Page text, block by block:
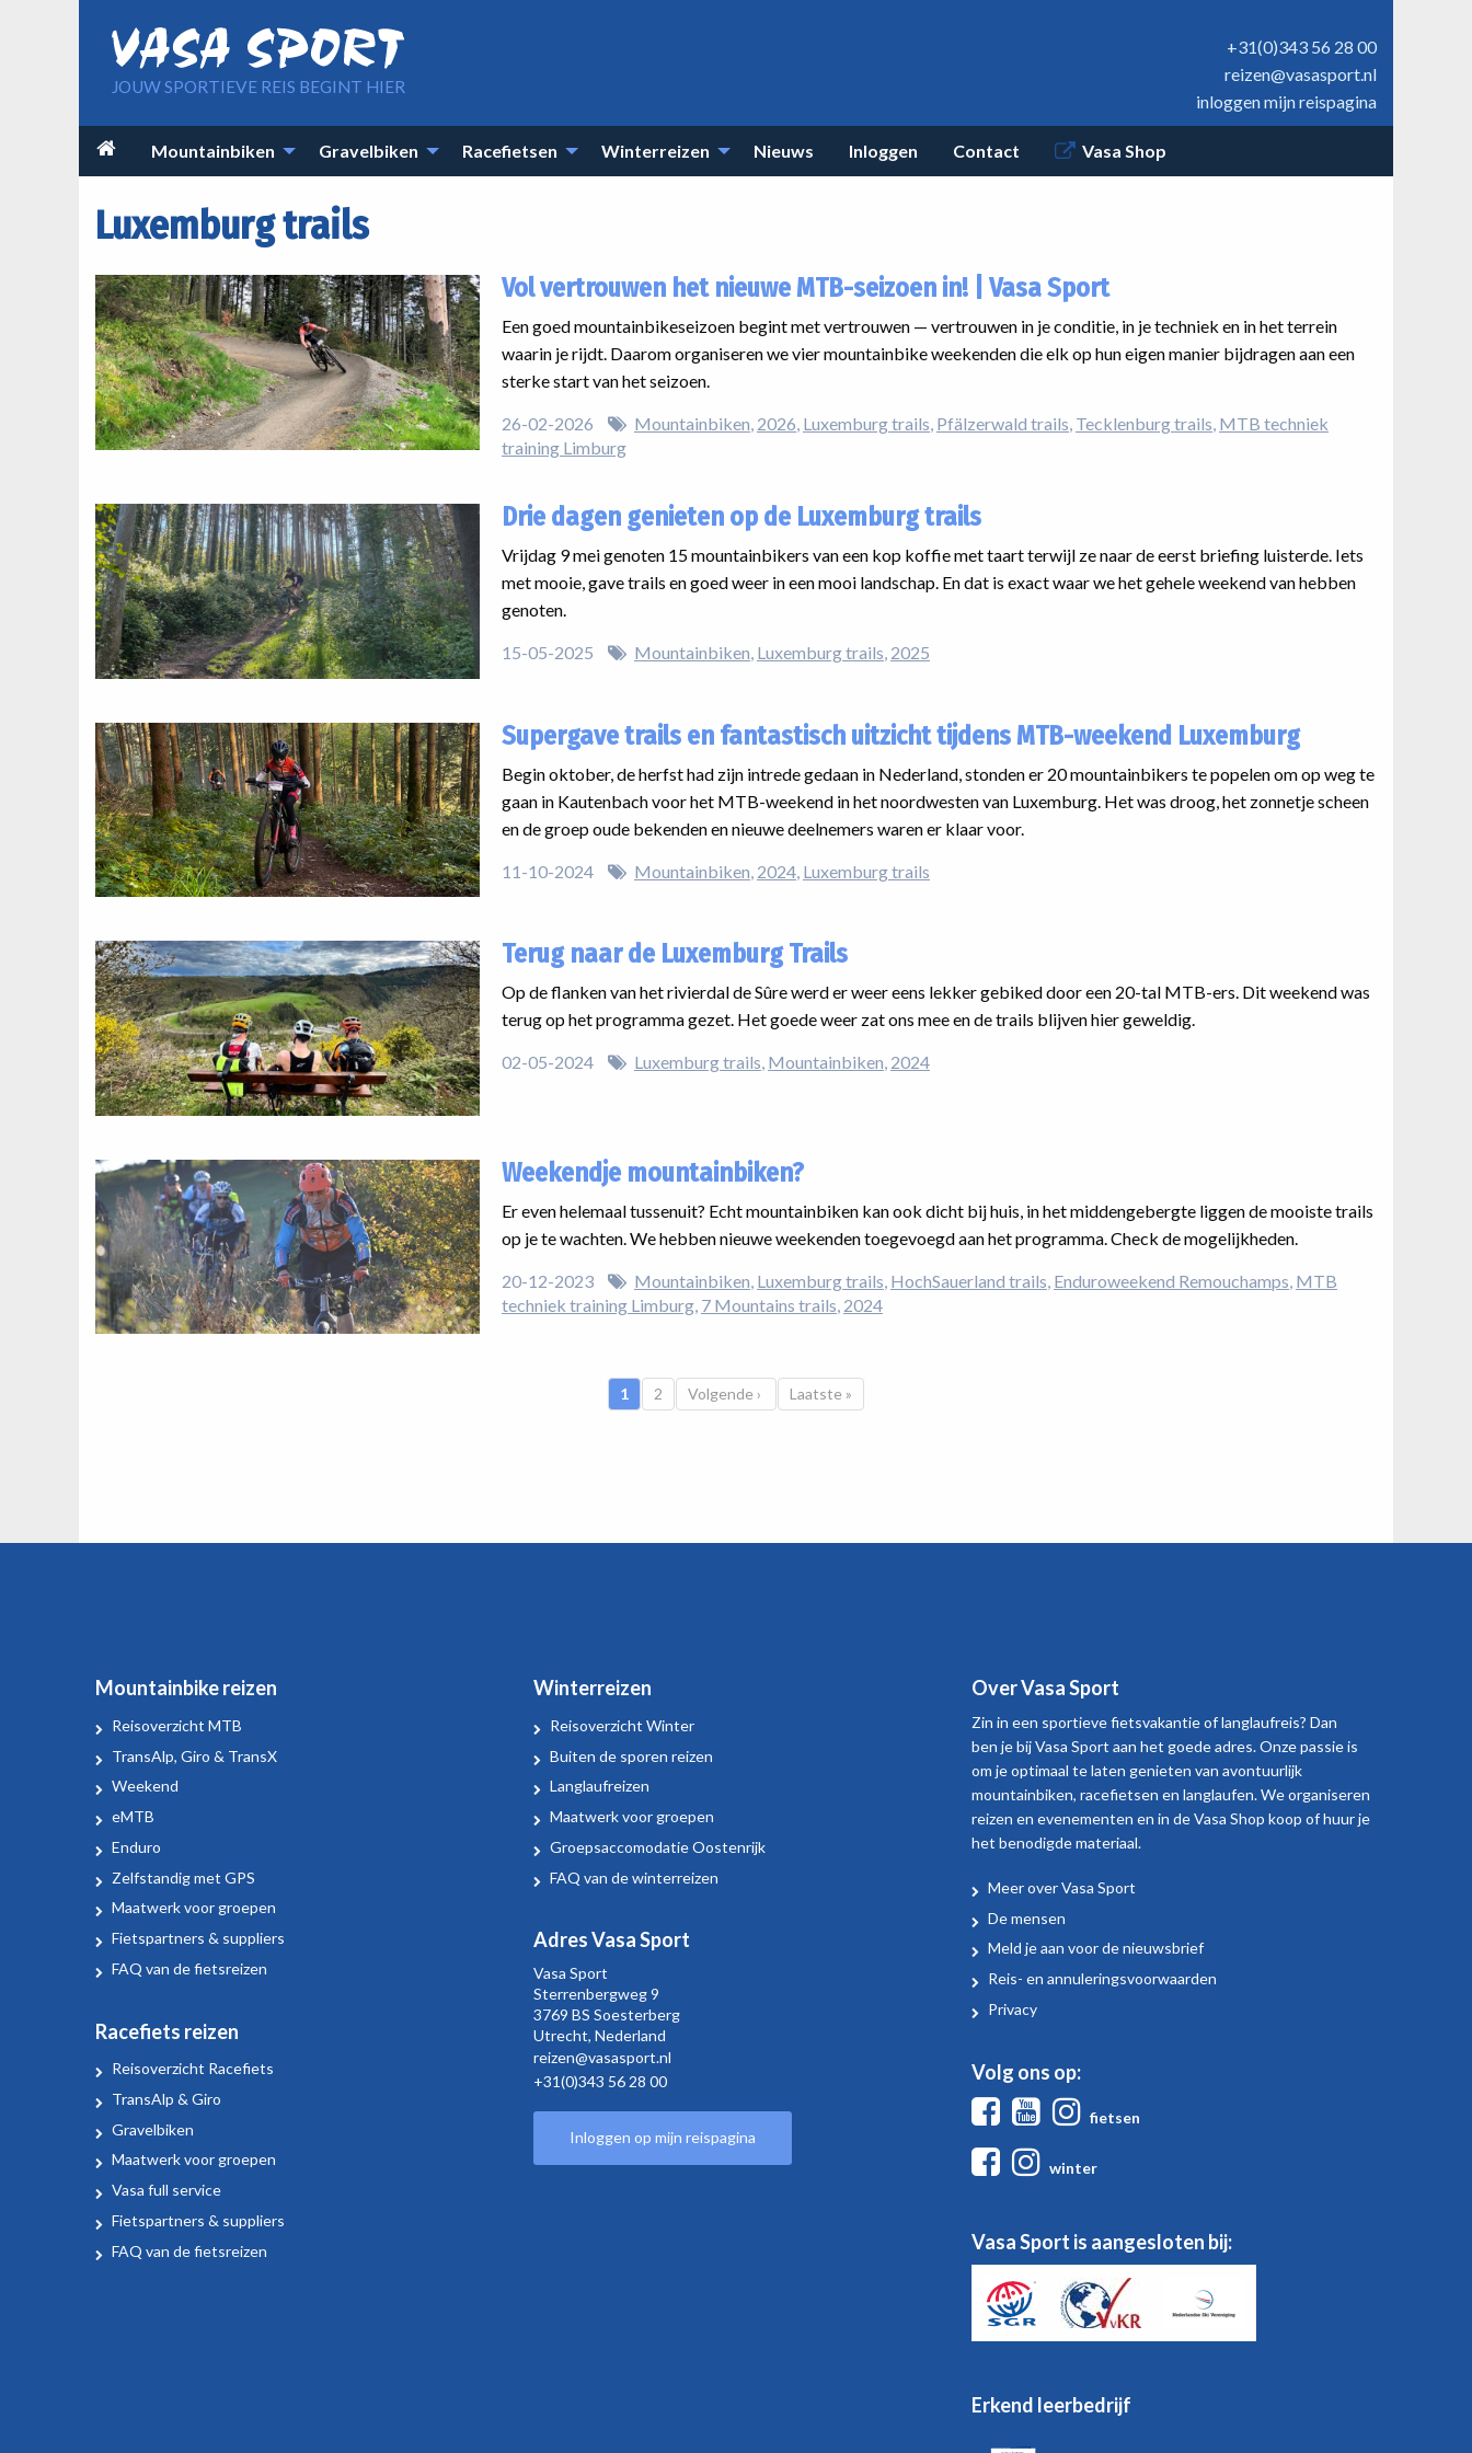
+31(0)343 56 28 00
reizen@vasasport.nl
inloggen mijn reispagina
JOUW SPORTIEVE REIS BEGINT HIER
Main
navigation
 Mountainbiken Gravelbiken Racefietsen Winterreizen Nieuws Inloggen Contact Vasa Shop
Luxemburg trails
Vol vertrouwen het nieuwe MTB-seizoen in! | Vasa Sport
Een goed mountainbikeseizoen begint met vertrouwen — vertrouwen in je conditie, in je techniek en in het terrein
waarin je rijdt. Daarom organiseren we vier mountainbike weekenden die elk op hun eigen manier bijdragen aan een
sterke start van het seizoen.
26-02-2026 Mountainbiken 2026 Luxemburg trails Pfälzerwald trails Tecklenburg trails MTB techniek
training Limburg
Drie dagen genieten op de Luxemburg trails
Vrijdag 9 mei genoten 15 mountainbikers van een kop koffie met taart terwijl ze naar de eerst briefing luisterde. Iets
met mooie, gave trails en goed weer in een mooi landschap. En dat is exact waar we het gehele weekend van hebben
genoten.
15-05-2025 Mountainbiken Luxemburg trails 2025
Supergave trails en fantastisch uitzicht tijdens MTB-weekend Luxemburg
Begin oktober, de herfst had zijn intrede gedaan in Nederland, stonden er 20 mountainbikers te popelen om op weg te
gaan in Kautenbach voor het MTB-weekend in het noordwesten van Luxemburg. Het was droog, het zonnetje scheen
en de groep oude bekenden en nieuwe deelnemers waren er klaar voor.
11-10-2024 Mountainbiken 2024 Luxemburg trails
Terug naar de Luxemburg Trails
Op de flanken van het rivierdal de Sûre werd er weer eens lekker gebiked door een 20-tal MTB-ers. Dit weekend was
terug op het programma gezet. Het goede weer zat ons mee en de trails blijven hier geweldig.
02-05-2024 Luxemburg trails Mountainbiken 2024
Weekendje mountainbiken?
Er even helemaal tussenuit? Echt mountainbiken kan ook dicht bij huis, in het middengebergte liggen de mooiste trails
op je te wachten. We hebben nieuwe weekenden toegevoegd aan het programma. Check de mogelijkheden.
20-12-2023 Mountainbiken Luxemburg trails HochSauerland trails Enduroweekend Remouchamps MTB
techniek training Limburg 7 Mountains trails 2024
Huidige pagina
1 Pagina
2 Volgende pagina
Volgende › Laatste pagina
Laatste »
Mountainbike reizen
Reisoverzicht MTB
TransAlp, Giro & TransX
Weekend
eMTB
Enduro
Zelfstandig met GPS
Maatwerk voor groepen
Fietspartners & suppliers
FAQ van de fietsreizen
Racefiets reizen
Reisoverzicht Racefiets
TransAlp & Giro
Gravelbiken
Maatwerk voor groepen
Vasa full service
Fietspartners & suppliers
FAQ van de fietsreizen
Winterreizen
Reisoverzicht Winter
Buiten de sporen reizen
Langlaufreizen
Maatwerk voor groepen
Groepsaccomodatie Oostenrijk
FAQ van de winterreizen
Adres Vasa Sport
Vasa Sport
Sterrenbergweg9
3769 BS Soesterberg
Utrecht, Nederland
reizen@vasasport.nl
+31(0)343 56 28 00
Inloggen op mijn reispagina
Over Vasa Sport
Zin in een sportieve fietsvakantie of langlaufreis? Dan
ben je bij Vasa Sport aan het goede adres. Onze passie is
om je optimaal te laten genieten van avontuurlijk
mountainbiken, racefietsen en langlaufen. We organiseren
reizen en evenementen en in de Vasa Shop koop of huur je
het benodigde materiaal.
Over
Vasa
Sport
Meer over Vasa Sport
De mensen
Meld je aan voor de nieuwsbrief
Reis- en annuleringsvoorwaarden
Privacy
Volg ons op:
FacebookYoutube
fietsen
Facebook
winter
Vasa Sport is aangesloten bij:
Erkend leerbedrijf